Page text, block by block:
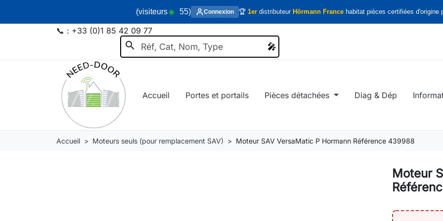
(visiteurs 55) Connexion 🏆 1er distributeur Hörmann France habitat pièces certifiées d'origine
search 🎤
🎤
📞 : +33 (0)1 85 42 09 77
Accueil Portes et portails Pièces détachées Diag & Dép
Accueil Moteurs seuls (pour remplacement SAV) Moteur SAV VersaMatic P Hormann Référence 439988
Moteur